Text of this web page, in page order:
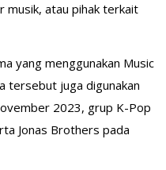
atau pihak terkait
yang menggunakan Music
tersebut juga digunakan
2023, grup K-Pop
Jonas Brothers pada